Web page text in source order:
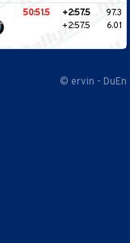
50:51.5
+2:57.5
+2:57.5
97.3
6.01
© ervin - DuEn